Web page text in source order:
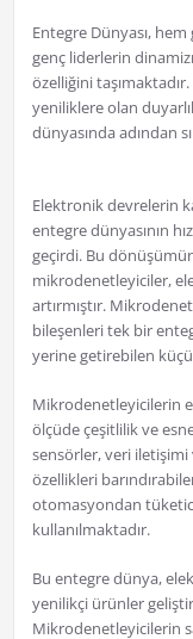
Entegre Dünyası,
genç liderlerin
özelliğini
yeniliklere olan
dünyasında adından
Elektronik devrelerin
entegre dünyasının
geçirdi. Bu
mikrodenetleyiciler,
artırmıştır.
bileşenleri tek bir
yerine getirebilen
Mikrodenetleyicilerin
ölçüde çeşitlilik ve
sensörler, veri
özellikleri
otomasyondan
kullanılmaktadır.
Bu entegre dünya,
yenilikçi ürünler
Mikrodenetleyicilerin